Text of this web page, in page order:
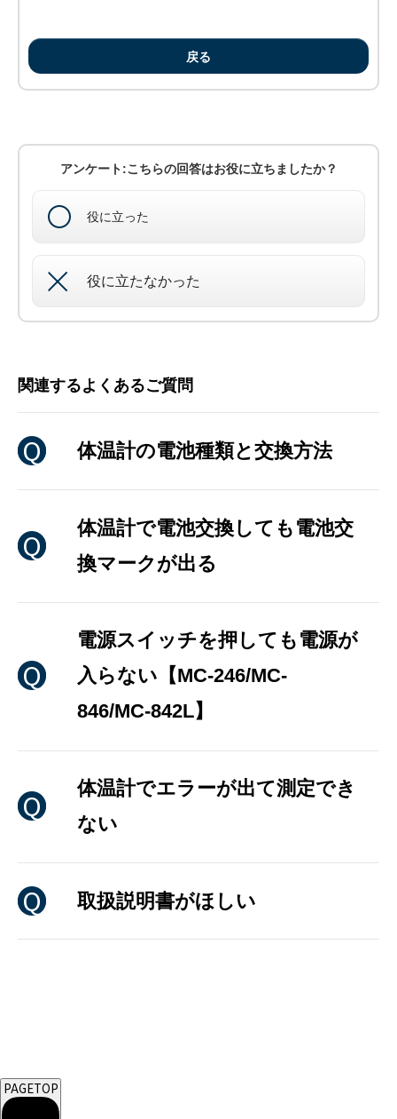
戻る
アンケート:こちらの回答はお役に立ちましたか？
役に立った
役に立たなかった
関連するよくあるご質問
体温計の電池種類と交換方法
体温計で電池交換しても電池交
換マークが出る
電源スイッチを押しても電源が
入らない【MC-246/MC-
846/MC-842L】
体温計でエラーが出て測定でき
ない
取扱説明書がほしい
PAGETOP